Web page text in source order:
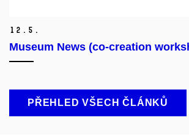
12. 5.
Museum News (co-creation
PŘEHLED VŠECH ČLÁNKŮ